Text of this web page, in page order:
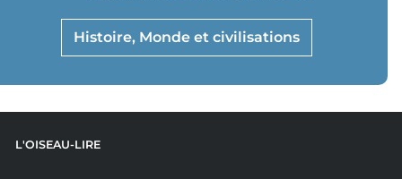
Histoire, Monde et civilisations
L'OISEAU-LIRE